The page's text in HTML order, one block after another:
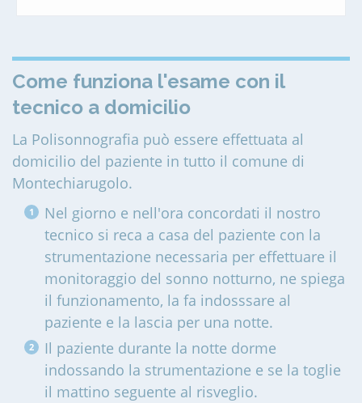
Come funziona l'esame con il
tecnico a domicilio
La Polisonnografia può essere effettuata al
domicilio del paziente in tutto il comune di
Montechiarugolo.
Nel giorno e nell'ora concordati il nostro
tecnico si reca a casa del paziente con la
strumentazione necessaria per effettuare il
monitoraggio del sonno notturno, ne spiega
il funzionamento, la fa indosssare al
paziente e la lascia per una notte.
Il paziente durante la notte dorme
indossando la strumentazione e se la toglie
il mattino seguente al risveglio.